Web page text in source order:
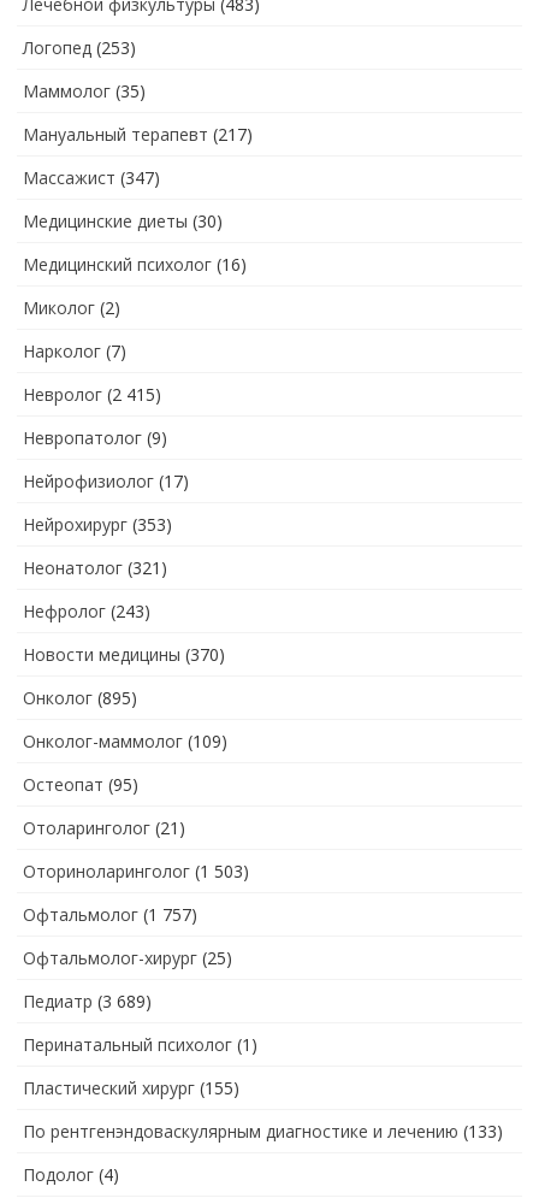
Логопед (253)
Маммолог (35)
Мануальный терапевт (217)
Массажист (347)
Медицинские диеты (30)
Медицинский психолог (16)
Миколог (2)
Нарколог (7)
Невролог (2 415)
Невропатолог (9)
Нейрофизиолог (17)
Нейрохирург (353)
Неонатолог (321)
Нефролог (243)
Новости медицины (370)
Онколог (895)
Онколог-маммолог (109)
Остеопат (95)
Отоларинголог (21)
Оториноларинголог (1 503)
Офтальмолог (1 757)
Офтальмолог-хирург (25)
Педиатр (3 689)
Перинатальный психолог (1)
Пластический хирург (155)
По рентгенэндоваскулярным диагностике и лечению (133)
Подолог (4)